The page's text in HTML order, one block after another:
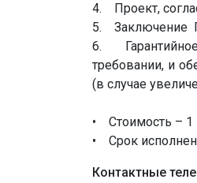
4. Проект,
5. Заключение
6. Гарантийное
требовании, и
(в случае
• Стоимость – 1
• Срок
Контактные